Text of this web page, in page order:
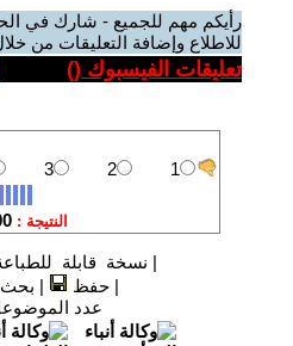
رأيكم مهم للجميع - شارك في
للاطلاع وإضافة التعليقات من
تعليقات الفيسبوك ()
| نسخة قابلة
|حفظ |
عدد